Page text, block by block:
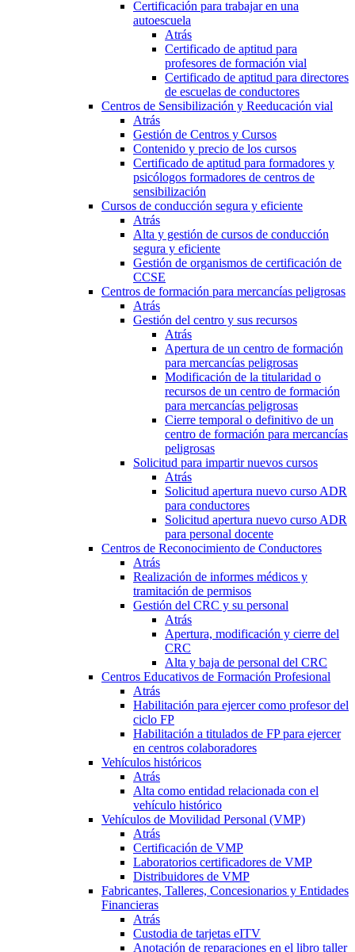
Certificación para trabajar en una
autoescuela
Atrás
Certificado de aptitud para
profesores de formación vial
Certificado de aptitud para directores
de escuelas de conductores
Centros de Sensibilización y Reeducación vial
Atrás
Gestión de Centros y Cursos
Contenido y precio de los cursos
Certificado de aptitud para formadores y
psicólogos formadores de centros de
sensibilización
Cursos de conducción segura y eficiente
Atrás
Alta y gestión de cursos de conducción
segura y eficiente
Gestión de organismos de certificación de
CCSE
Centros de formación para mercancías peligrosas
Atrás
Gestión del centro y sus recursos
Atrás
Apertura de un centro de formación
para mercancías peligrosas
Modificación de la titularidad o
recursos de un centro de formación
para mercancías peligrosas
Cierre temporal o definitivo de un
centro de formación para mercancías
peligrosas
Solicitud para impartir nuevos cursos
Atrás
Solicitud apertura nuevo curso ADR
para conductores
Solicitud apertura nuevo curso ADR
para personal docente
Centros de Reconocimiento de Conductores
Atrás
Realización de informes médicos y
tramitación de permisos
Gestión del CRC y su personal
Atrás
Apertura, modificación y cierre del
CRC
Alta y baja de personal del CRC
Centros Educativos de Formación Profesional
Atrás
Habilitación para ejercer como profesor del
ciclo FP
Habilitación a titulados de FP para ejercer
en centros colaboradores
Vehículos históricos
Atrás
Alta como entidad relacionada con el
vehículo histórico
Vehículos de Movilidad Personal (VMP)
Atrás
Certificación de VMP
Laboratorios certificadores de VMP
Distribuidores de VMP
Fabricantes, Talleres, Concesionarios y Entidades
Financieras
Atrás
Custodia de tarjetas eITV
Anotación de reparaciones en el libro taller